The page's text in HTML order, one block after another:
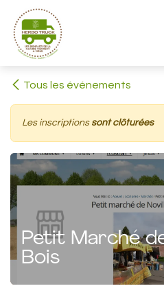
Se rendre au contenu
Tous les événements
Les inscriptions sont clôturées
Petit Marché
Bois